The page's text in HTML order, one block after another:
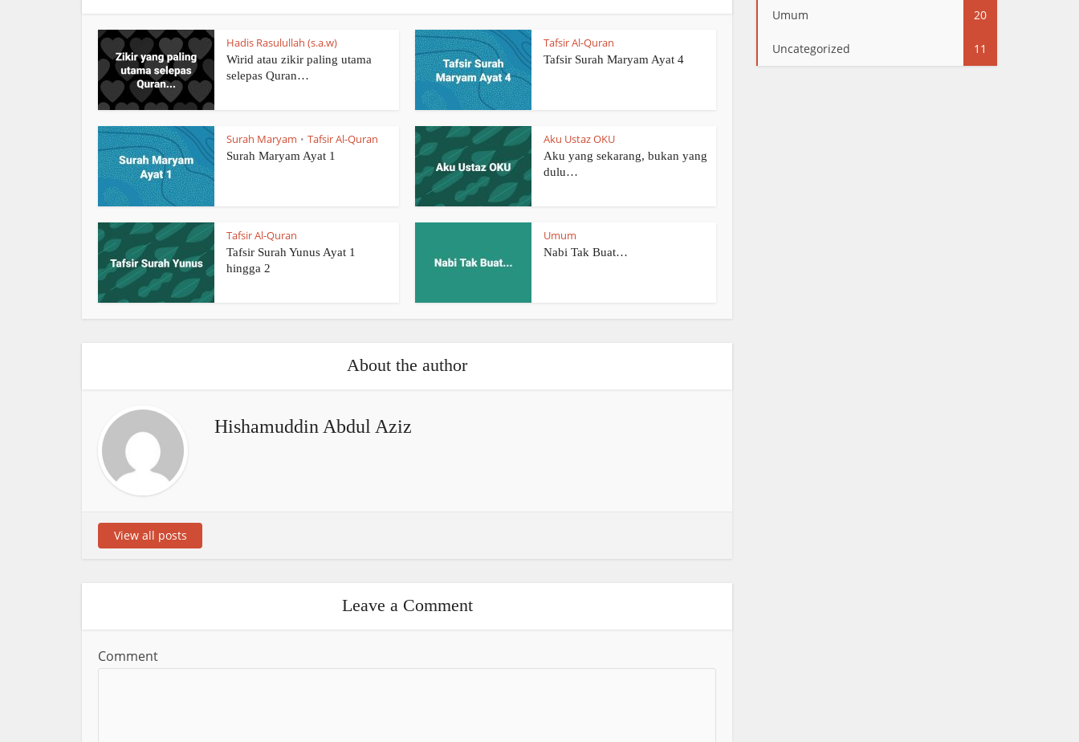
Hadis Rasulullah (s.a.w)
Wirid atau zikir paling utama
selepas Quran…
Tafsir Al-Quran
Tafsir Surah Maryam Ayat 4
Surah Maryam • Tafsir Al-Quran
Surah Maryam Ayat 1
Aku Ustaz OKU
Aku yang sekarang, bukan yang
dulu…
Tafsir Al-Quran
Tafsir Surah Yunus Ayat 1
hingga 2
Umum
Nabi Tak Buat…
About the author
Hishamuddin Abdul Aziz
View all posts
Leave a Comment
Comment
Umum 20
Uncategorized 11